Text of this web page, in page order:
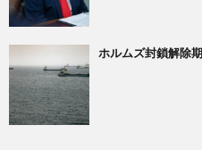
ホルムズ封鎖解除